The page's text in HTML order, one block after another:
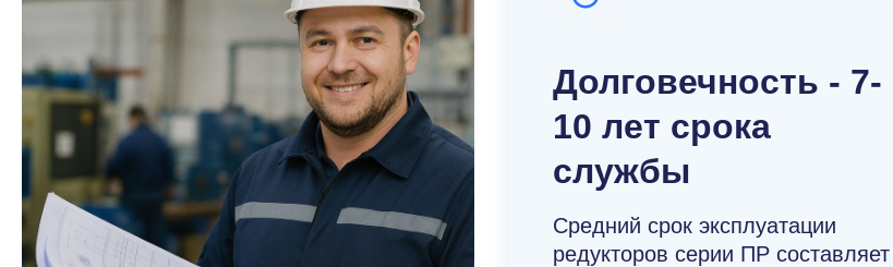
Долговечность - 7-
10 лет срока
службы
Средний срок эксплуатации
редукторов серии ПР составляет